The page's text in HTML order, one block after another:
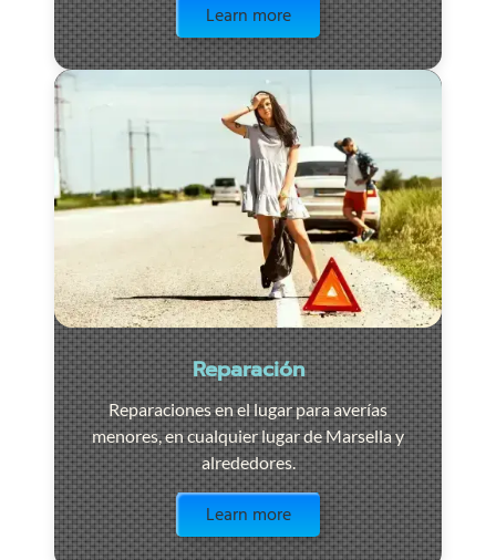
Learn more
Reparación
Reparaciones en el lugar para averías
menores, en cualquier lugar de Marsella y
alrededores.
Learn more